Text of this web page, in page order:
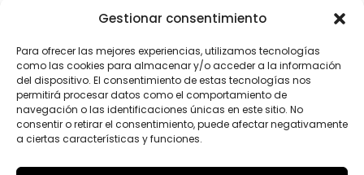
Gestionar consentimiento
Para ofrecer las mejores experiencias, utilizamos tecnologías
como las cookies para almacenar y/o acceder a la información
del dispositivo. El consentimiento de estas tecnologías nos
permitirá procesar datos como el comportamiento de
navegación o las identificaciones únicas en este sitio. No
consentir o retirar el consentimiento, puede afectar negativamente
a ciertas características y funciones.
Productos relacionados